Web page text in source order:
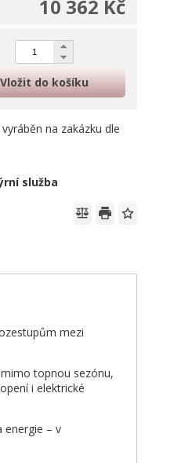
10 362 Kč
Vložit do košíku
na zakázku dle
služba
mezi
topnou sezónu,
i elektrické
energie – v